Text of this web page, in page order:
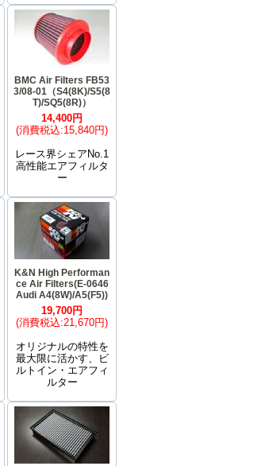
BMC Air Filters FB53
3/08-01（S4(8K)/S5(8
T)/SQ5(8R)）
14,400円
(消費税込:15,840円)
レース界シェアNo.1
高性能エアフィルタ
ー
K&N High Performan
ce Air Filters(E-0646
Audi A4(8W)/A5(F5))
19,700円
(消費税込:21,670円)
オリジナルの特性を
最大限に活かす、ビ
ルトイン・エアフィ
ルター